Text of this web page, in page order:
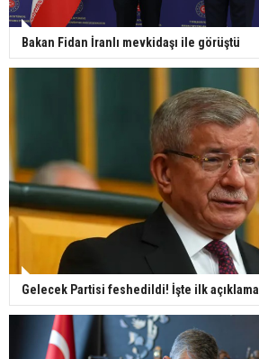
Bakan Fidan İranlı mevkidaşı ile görüştü
Gelecek Partisi feshedildi! İşte ilk açıklama